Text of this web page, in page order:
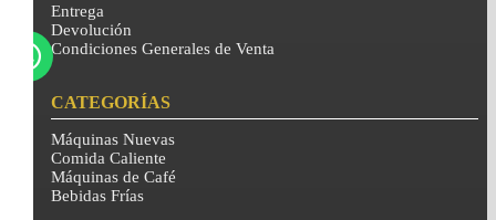
Entrega
Devolución
Condiciones Generales de Venta
CATEGORÍAS
Máquinas Nuevas
Comida Caliente
Máquinas de Café
Bebidas Frías